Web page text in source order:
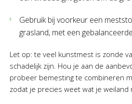
Gebruik bij voorkeur een
grasland, met een
Let op: te veel kunstmest is zonde
schadelijk zijn. Hou je aan de
probeer bemesting te combineren
zodat je precies weet wat je weiland